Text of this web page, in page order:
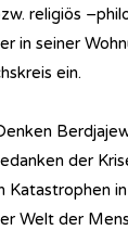
religiös
in seiner
ein.
der
Katastrophen
Welt der